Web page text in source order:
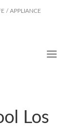
/ APPLIANCE
Los